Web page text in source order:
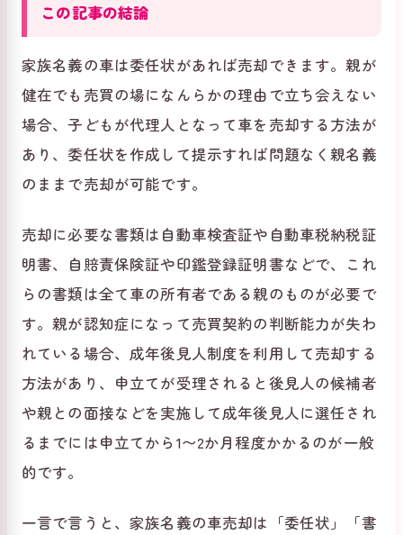
この記事の結論
家族名義の車は委任状があれば売却できます。親が
健在でも売買の場になんらかの理由で立ち会えない
場合、子どもが代理人となって車を売却する方法が
あり、委任状を作成して提示すれば問題なく親名義
のままで売却が可能です。
売却に必要な書類は自動車検査証や自動車税納税証
明書、自賠責保険証や印鑑登録証明書などで、これ
らの書類は全て車の所有者である親のものが必要で
す。親が認知症になって売買契約の判断能力が失わ
れている場合、成年後見人制度を利用して売却する
方法があり、申立てが受理されると後見人の候補者
や親との面接などを実施して成年後見人に選任され
るまでには申立てから1〜2か月程度かかるのが一般
的です。
一言で言うと、家族名義の車売却は「委任状」「書